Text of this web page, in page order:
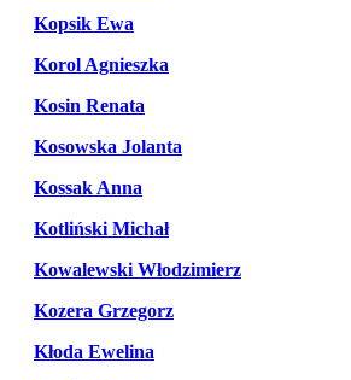
Kopsik Ewa
Korol Agnieszka
Kosin Renata
Kosowska Jolanta
Kossak Anna
Kotliński Michał
Kowalewski Włodzimierz
Kozera Grzegorz
Kłoda Ewelina